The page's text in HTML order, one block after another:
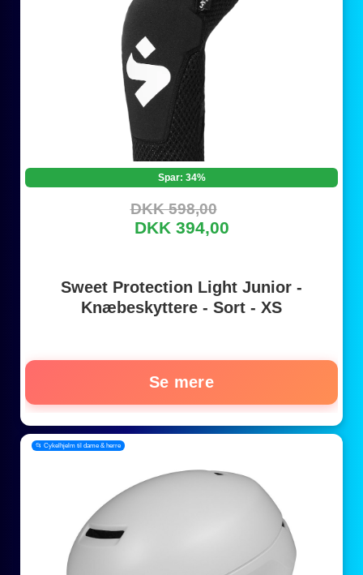
Spar: 34%
DKK 598,00
DKK 394,00
Sweet Protection Light Junior -
Knæbeskyttere - Sort - XS
Se mere
📂 Cykelhjelm til dame & herre